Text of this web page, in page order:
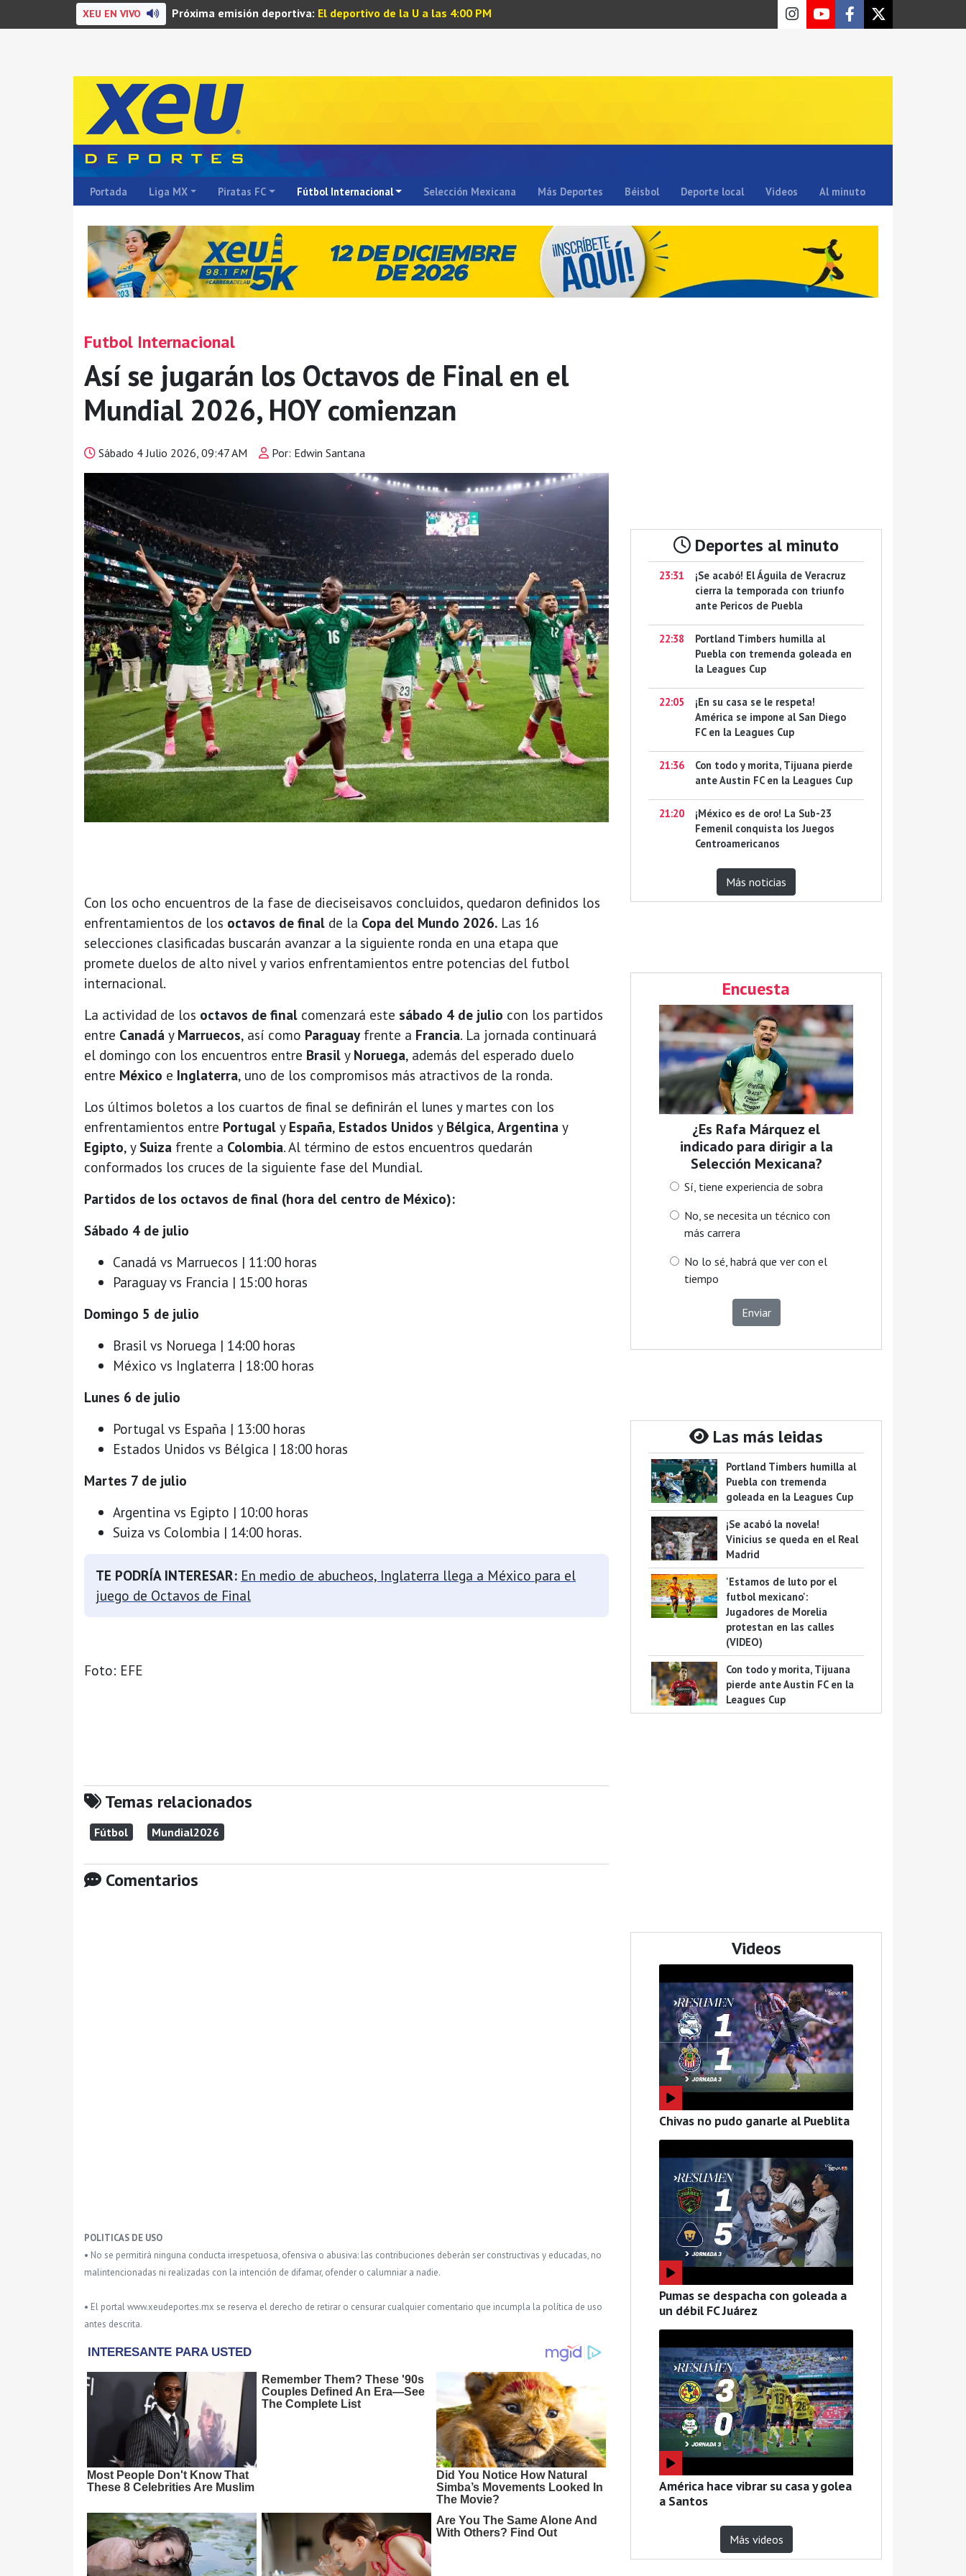
XEU EN VIVO Próxima emisión deportiva: El deportivo de la U a las 4:00 PM
Portada Liga MX Piratas FC Fútbol Internacional Selección Mexicana Más Deportes Béisbol Deporte local Videos Al minuto
Futbol Internacional
Así se jugarán los Octavos de Final en el
Mundial 2026, HOY comienzan
Sábado 4 Julio 2026, 09:47 AM Por: Edwin Santana
Con los ocho encuentros de la fase de dieciseisavos concluidos, quedaron definidos los
enfrentamientos de los octavos de final de la Copa del Mundo 2026. Las 16
selecciones clasificadas buscarán avanzar a la siguiente ronda en una etapa que
promete duelos de alto nivel y varios enfrentamientos entre potencias del futbol
internacional.
La actividad de los octavos de final comenzará este sábado 4 de julio con los partidos
entre Canadá y Marruecos, así como Paraguayfrente a Francia. La jornada continuará
el domingo con los encuentros entre Brasil y Noruega, además del esperado duelo
entre México e Inglaterra, uno de los compromisos más atractivos de la ronda.
Los últimos boletos a los cuartos de final se definirán el lunes y martes con los
enfrentamientos entre Portugal y España, Estados Unidos y Bélgica, Argentina y
Egipto, y Suiza frente a Colombia. Al término de estos encuentros quedarán
conformados los cruces de la siguiente fase del Mundial.
Partidos de los octavos de final (hora del centro de México):
Sábado 4 de julio
Canadá vs Marruecos | 11:00 horas
Paraguay vs Francia | 15:00 horas
Domingo 5 de julio
Brasil vs Noruega | 14:00 horas
México vs Inglaterra | 18:00 horas
Lunes 6 de julio
Portugal vs España | 13:00 horas
Estados Unidos vs Bélgica | 18:00 horas
Martes 7 de julio
Argentina vs Egipto | 10:00 horas
Suiza vs Colombia | 14:00 horas.
TE PODRÍA INTERESAR: En medio de abucheos, Inglaterra llega a México para el
juego de Octavos de Final
Foto: EFE
Temas relacionados
Fútbol Mundial2026
Comentarios
POLITICAS DE USO
• No se permitirá ninguna conducta irrespetuosa, ofensiva o abusiva: las contribuciones deberán ser constructivas y educadas, no
malintencionadas ni realizadas con la intención de difamar, ofender o calumniar a nadie.
• El portal www.xeudeportes.mx se reserva el derecho de retirar o censurar cualquier comentario que incumpla la política de uso
antes descrita.
Deportes al minuto
23:31
¡Se acabó! El Águila de Veracruz
cierra la temporada con triunfo
ante Pericos de Puebla
22:38
Portland Timbers humilla al
Puebla con tremenda goleada en
la Leagues Cup
22:05
¡En su casa se le respeta!
América se impone al San Diego
FC en la Leagues Cup
21:36
Con todo y morita, Tijuana pierde
ante Austin FC en la Leagues Cup
21:20
¡México es de oro! La Sub-23
Femenil conquista los Juegos
Centroamericanos
Más noticias
Encuesta
¿Es Rafa Márquez el
indicado para dirigir a la
Selección Mexicana?
Sí, tiene experiencia de sobra
No, se necesita un técnico con
más carrera
No lo sé, habrá que ver con el
tiempo
Enviar
Las más leidas
Portland Timbers humilla al
Puebla con tremenda
goleada en la Leagues Cup
¡Se acabó la novela!
Vinicius se queda en el Real
Madrid
'Estamos de luto por el
futbol mexicano':
Jugadores de Morelia
protestan en las calles
(VIDEO)
Con todo y morita, Tijuana
pierde ante Austin FC en la
Leagues Cup
Videos
Chivas no pudo ganarle al Pueblita
Pumas se despacha con goleada a
un débil FC Juárez
América hace vibrar su casa y golea
a Santos
Más videos